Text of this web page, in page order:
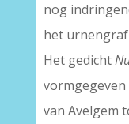
nog
het
Het gedicht
van Avelgem